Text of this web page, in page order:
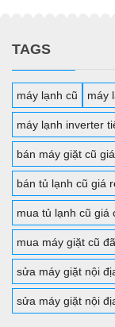
TAGS
máy lạnh cũ máy
máy lạnh inverter
bán máy giặt cũ
bán tủ lạnh cũ giá
mua tủ lạnh cũ giá
mua máy giặt cũ
sửa máy giặt nội
sửa máy giặt nội